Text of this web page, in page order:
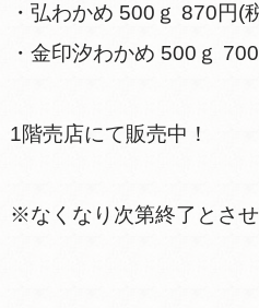
・弘わかめ 500ｇ 870円(
・金印汐わかめ 500ｇ
1階売店にて販売中！
※なくなり次第終了とさせ